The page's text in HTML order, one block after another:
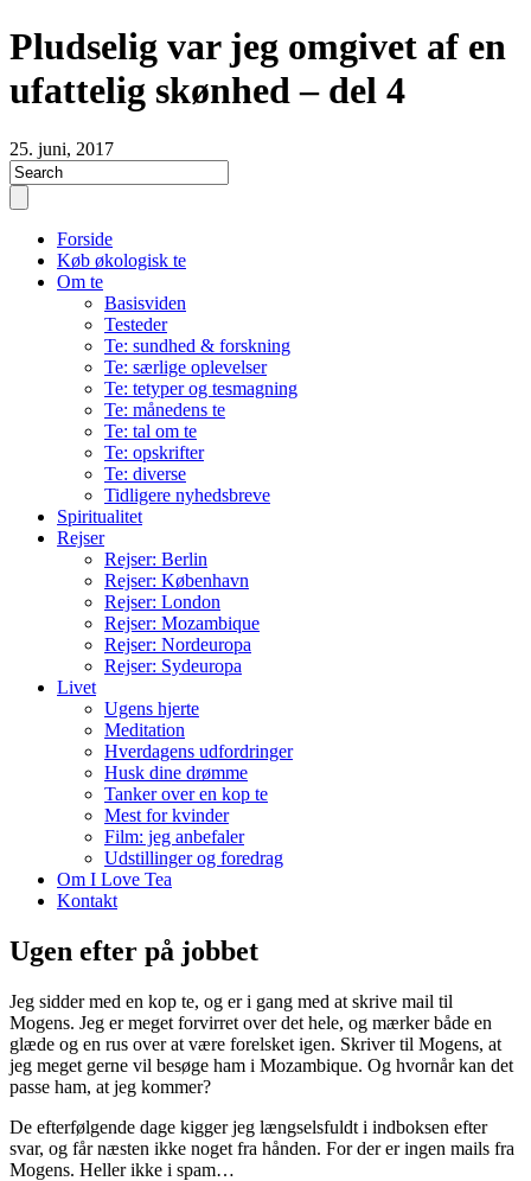
Pludselig var jeg omgivet af en
ufattelig skønhed – del 4
25. juni, 2017
Forside
Køb økologisk te
Om te
Basisviden
Testeder
Te: sundhed & forskning
Te: særlige oplevelser
Te: tetyper og tesmagning
Te: månedens te
Te: tal om te
Te: opskrifter
Te: diverse
Tidligere nyhedsbreve
Spiritualitet
Rejser
Rejser: Berlin
Rejser: København
Rejser: London
Rejser: Mozambique
Rejser: Nordeuropa
Rejser: Sydeuropa
Livet
Ugens hjerte
Meditation
Hverdagens udfordringer
Husk dine drømme
Tanker over en kop te
Mest for kvinder
Film: jeg anbefaler
Udstillinger og foredrag
Om I Love Tea
Kontakt
Ugen efter på jobbet
Jeg sidder med en kop te, og er i gang med at skrive mail til
Mogens. Jeg er meget forvirret over det hele, og mærker både en
glæde og en rus over at være forelsket igen. Skriver til Mogens, at
jeg meget gerne vil besøge ham i Mozambique. Og hvornår kan det
passe ham, at jeg kommer?
De efterfølgende dage kigger jeg længselsfuldt i indboksen efter
svar, og får næsten ikke noget fra hånden. For der er ingen mails fra
Mogens. Heller ikke i spam…